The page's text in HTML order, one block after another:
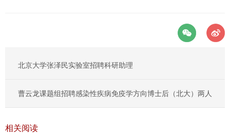
北京大学张泽民实验室招聘科研助理
曹云龙课题组招聘感染性疾病免疫学方向博士后（北大）两人
相关阅读